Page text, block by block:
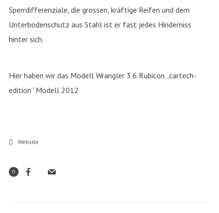
Sperrdifferenziale, die grossen, kräftige Reifen und dem
Unterbodenschutz aus Stahl ist er fast jedes Hinderniss
hinter sich.
Hier haben wir das Modell Wrangler 3.6 Rubicon „cartech-
edition“ Modell 2012
Website
0